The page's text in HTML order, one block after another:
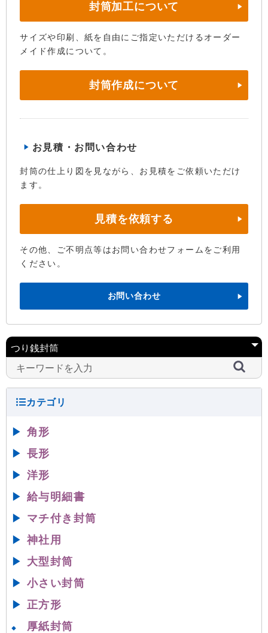
封筒加工について
サイズや印刷、紙を自由にご指定いただけるオーダー
メイド作成について。
封筒作成について
お見積・お問い合わせ
封筒の仕上り図を見ながら、お見積をご依頼いただけ
ます。
見積を依頼する
その他、ご不明点等はお問い合わせフォームをご利用
ください。
お問い合わせ
▶ 角形
▶ 長形
▶ 洋形
▶ 給与明細書
▶ マチ付き封筒
▶ 神社用
▶ 大型封筒
▶ 小さい封筒
▶ 正方形
◆ 厚紙封筒